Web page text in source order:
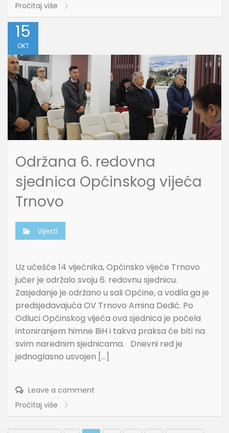
Pročitaj više
15
OKT
Održana 6. redovna
sjednica Općinskog vijeća
Trnovo
Vijesti
Uz učešće 14 vijećnika, Općinsko vijeće Trnovo
jučer je održalo svoju 6. redovnu sjednicu.
Zasjedanje je održano u sali Općine, a vodila ga je
predsjedavajuća OV Trnovo Amina Dedić. Po
Odluci Općinskog vijeća ova sjednica je počela
intoniranjem himne BiH i takva praksa će biti na
svim narednim sjednicama. Dnevni red je
jednoglasno usvojen […]
Leave a comment
Pročitaj više